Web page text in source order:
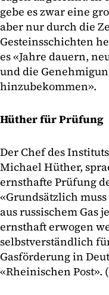
gebe es zwar eine
aber nur durch die
Gesteinsschichten
es «Jahre dauern,
und die
hinzubekommen».
Hüther für Prüfung
Der Chef des
Michael Hüther,
ernsthafte Prüfung
«Grundsätzlich
aus russischem Gas
ernsthaft erwogen
selbstverständlich
Gasförderung in
«Rheinischen Post».